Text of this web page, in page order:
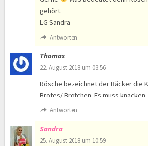
gehört.
LG Sandra
Antworten
Thomas
22. August 2018 um 03:56
Rösche bezeichnet der Bäcker die
Brotes/ Brötchen. Es muss knacken
Antworten
Sandra
25. August 2018 um 10:59